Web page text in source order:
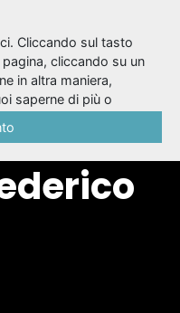
:
Cliccando sul tasto
cliccando su un
in altra maniera,
saperne di più o